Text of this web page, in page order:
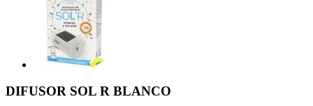
DIFUSOR SOL R BLANCO